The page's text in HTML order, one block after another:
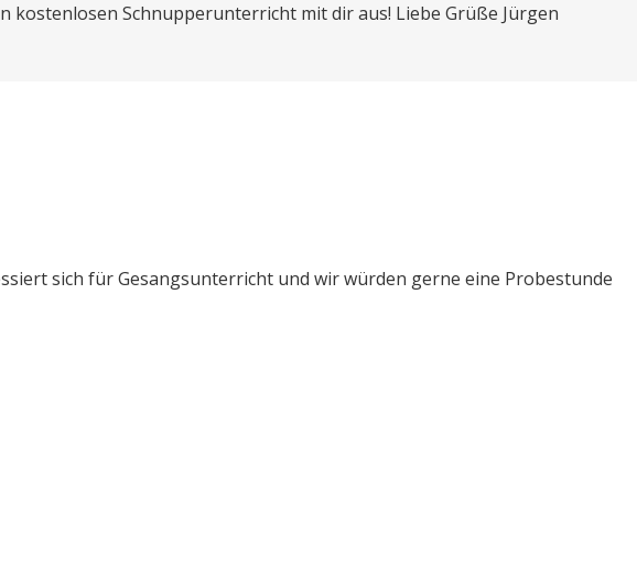
kostenlosen Schnupperunterricht mit dir aus! Liebe Grüße Jürgen
sich für Gesangsunterricht und wir würden gerne eine Probestunde